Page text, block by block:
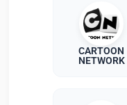
CARTOON
NETWORK